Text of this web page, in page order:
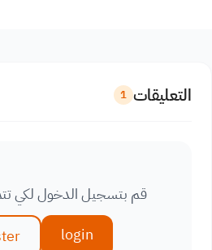
التعليقات 1
قم بتسجيل الدخول لكي
login